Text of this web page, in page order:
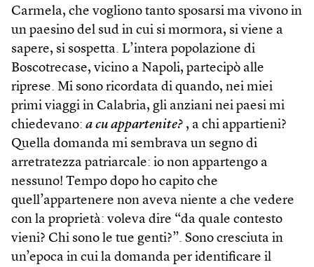
Carmela, che vogliono tanto sposarsi ma vivono in
un paesino del sud in cui si mormora, si viene a
sapere, si sospetta. L’intera popolazione di
Boscotrecase, vicino a Napoli, partecipò alle
riprese. Mi sono ricordata di quando, nei miei
primi viaggi in Calabria, gli anziani nei paesi mi
chiedevano: a cu appartenite? , a chi appartieni?
Quella domanda mi sembrava un segno di
arretratezza patriarcale: io non appartengo a
nessuno! Tempo dopo ho capito che
quell’appartenere non aveva niente a che vedere
con la proprietà: voleva dire “da quale contesto
vieni? Chi sono le tue genti?”. Sono cresciuta in
un’epoca in cui la domanda per identificare il